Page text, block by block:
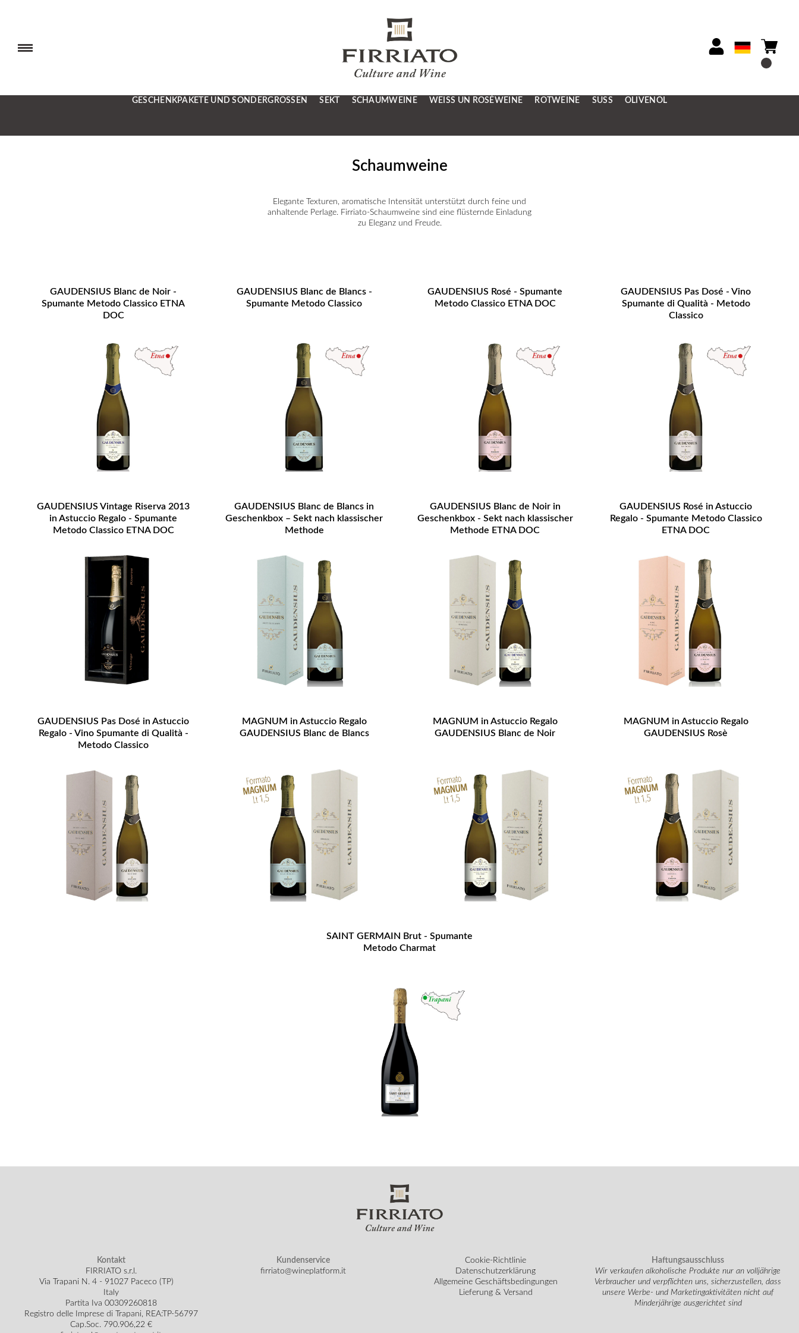
GESCHENKPAKETE UND SONDERGRÖSSEN SEKT SCHAUMWEINE WEISS UN ROSÉWEINE ROTWEINE SÜSS OLIVENÖL
Schaumweine
Elegante Texturen, aromatische Intensität unterstützt durch feine und
anhaltende Perlage. Firriato-Schaumweine sind eine flüsternde Einladung
zu Eleganz und Freude.
GAUDENSIUS Blanc de Noir -
Spumante Metodo Classico ETNA
DOC
GAUDENSIUS Blanc de Blancs -
Spumante Metodo Classico
GAUDENSIUS Rosé - Spumante
Metodo Classico ETNA DOC
GAUDENSIUS Pas Dosé - Vino
Spumante di Qualità - Metodo
Classico
GAUDENSIUS Vintage Riserva 2013
in Astuccio Regalo - Spumante
Metodo Classico ETNA DOC
GAUDENSIUS Blanc de Blancs in
Geschenkbox – Sekt nach klassischer
Methode
GAUDENSIUS Blanc de Noir in
Geschenkbox - Sekt nach klassischer
Methode ETNA DOC
GAUDENSIUS Rosé in Astuccio
Regalo - Spumante Metodo Classico
ETNA DOC
GAUDENSIUS Pas Dosé in Astuccio
Regalo - Vino Spumante di Qualità -
Metodo Classico
MAGNUM in Astuccio Regalo
GAUDENSIUS Blanc de Blancs
MAGNUM in Astuccio Regalo
GAUDENSIUS Blanc de Noir
MAGNUM in Astuccio Regalo
GAUDENSIUS Rosè
SAINT GERMAIN Brut - Spumante
Metodo Charmat
Kontakt
FIRRIATO s.r.l.
Via Trapani N. 4 - 91027 Paceco (TP)
Italy
Partita Iva 00309260818
Registro delle Imprese di Trapani, REA:TP-56797
Cap.Soc. 790.906,22 €
Kundenservice
firriato@wineplatform.it
Cookie-Richtlinie
Datenschutzerklärung
Allgemeine Geschäftsbedingungen
Lieferung & Versand
Haftungsausschluss
Wir verkaufen alkoholische Produkte nur an volljährige
Verbraucher und verpflichten uns, sicherzustellen, dass
unsere Werbe- und Marketingaktivitäten nicht auf
Minderjährige ausgerichtet sind